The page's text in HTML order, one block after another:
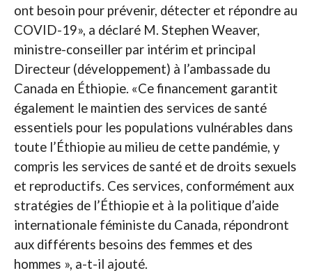
ont besoin pour prévenir, détecter et répondre au
COVID-19», a déclaré M. Stephen Weaver,
ministre-conseiller par intérim et principal
Directeur (développement) à l’ambassade du
Canada en Éthiopie. «Ce financement garantit
également le maintien des services de santé
essentiels pour les populations vulnérables dans
toute l’Éthiopie au milieu de cette pandémie, y
compris les services de santé et de droits sexuels
et reproductifs. Ces services, conformément aux
stratégies de l’Éthiopie et à la politique d’aide
internationale féministe du Canada, répondront
aux différents besoins des femmes et des
hommes », a-t-il ajouté.